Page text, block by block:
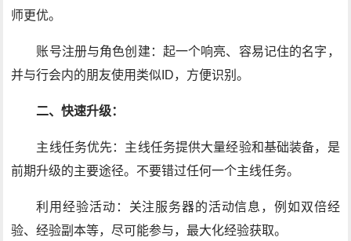
师更优。
账号注册与角色创建：起一个响亮、容易记住的名字，
并与行会内的朋友使用类似ID，方便识别。
二、快速升级：
主线任务优先：主线任务提供大量经验和基础装备，是
前期升级的主要途径。不要错过任何一个主线任务。
利用经验活动：关注服务器的活动信息，例如双倍经
验、经验副本等，尽可能参与，最大化经验获取。